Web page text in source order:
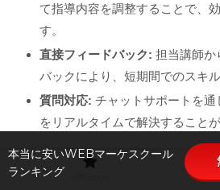
て指導内容を調整することで、
す。
直接フィードバック: 担当講師か
バックにより、短期間でのスキ
質問対応: チャットサポートを
をリアルタイムで解決することが
本当に安いWEBマーケスクール
ランキング